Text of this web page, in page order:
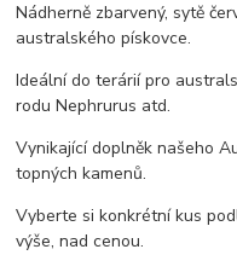
Nádherně zbarvený, sytě
australského pískovce.
Ideální do terárií pro
rodu Nephrurus atd.
Vynikající doplněk našeho
topných kamenů.
Vyberte si konkrétní kus
výše, nad cenou.